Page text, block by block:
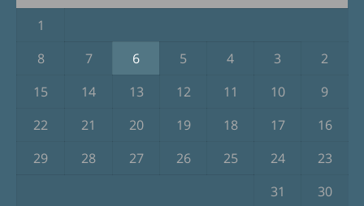
1
2
3
4
5
6
7
8
9
10
11
12
13
14
15
16
17
18
19
20
21
22
23
24
25
26
27
28
29
30
31